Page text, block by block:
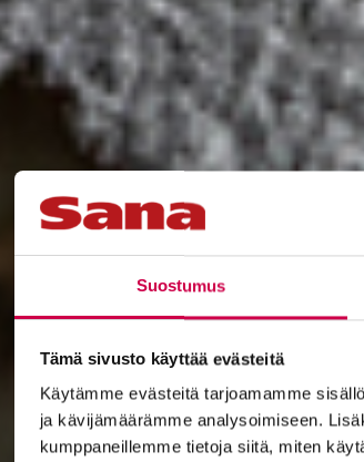
Suostumus
Tämä sivusto käyttää evästeitä
Käytämme evästeitä tarjoamamme
ja kävijämäärämme analysoimiseen.
kumppaneillemme tietoja siitä, miten